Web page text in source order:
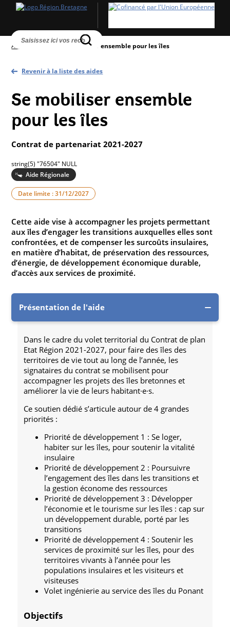
Accueil Se mobiliser ensemble pour les îles
Revenir à la liste des aides
Se mobiliser ensemble
pour les îles
Contrat de partenariat 2021-2027
string(5) "76504" NULL
Aide Régionale
Date limite : 31/12/2027
Cette aide vise à accompagner les projets permettant
aux îles d’engager les transitions auxquelles elles sont
confrontées, et de compenser les surcoûts insulaires,
en matière d’habitat, de préservation des ressources,
d’énergie, de développement économique durable,
d’accès aux services de proximité.
Présentation de l'aide
Dans le cadre du volet territorial du Contrat de plan
Etat Région 2021-2027, pour faire des îles des
territoires de vie tout au long de l’année, les
signataires du contrat se mobilisent pour
accompagner les projets des îles bretonnes et
améliorer la vie de leurs habitant·e·s.
Ce soutien dédié s’articule autour de 4 grandes
priorités :
Priorité de développement 1 : Se loger,
habiter sur les îles, pour soutenir la vitalité
insulaire
Priorité de développement 2 : Poursuivre
l’engagement des îles dans les transitions et
la gestion économe des ressources
Priorité de développement 3 : Développer
l’économie et le tourisme sur les îles : cap sur
un développement durable, porté par les
transitions
Priorité de développement 4 : Soutenir les
services de proximité sur les îles, pour des
territoires vivants à l’année pour les
populations insulaires et les visiteurs et
visiteuses
Volet ingénierie au service des îles du Ponant
Objectifs